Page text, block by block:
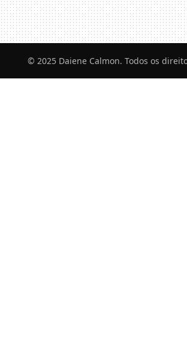
© 2025 Daiene Calmon. Todos os